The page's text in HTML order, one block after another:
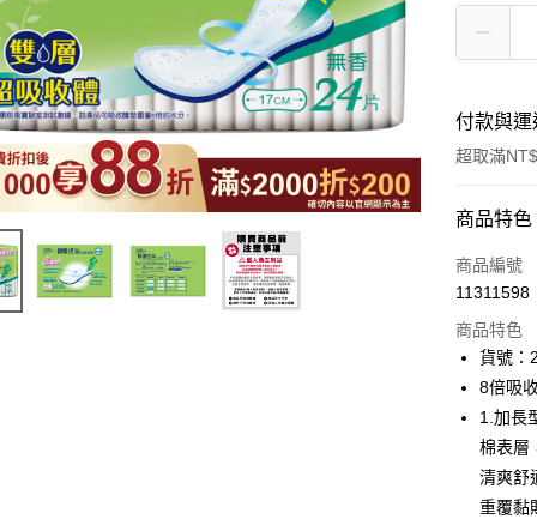
付款與運
超取滿
付款方式
icash Pay
超商取貨
LINE Pay
Apple Pay
街口支付
商品特色
商品編號
11311598
商品特色
貨號：
8倍吸
1.加長
棉表層
清爽舒
重覆黏